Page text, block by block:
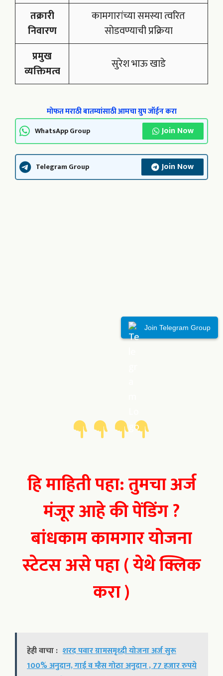
तक्रारी
निवारण
कामगारांच्या समस्या त्वरित
सोडवण्याची प्रक्रिया
प्रमुख
व्यक्तिमत्व
सुरेश भाऊ खाडे
मोफत मराठी बातम्यांसाठी आमचा ग्रुप जॉईन करा
WhatsApp Group Join Now
Telegram Group Join Now
हि माहिती पहा: तुमचा अर्ज
मंजूर आहे की पेंडिंग ?
बांधकाम कामगार योजना
स्टेटस असे पहा(येथे क्लिक
करा )
हेही वाचा : शरद पवार ग्रामसमृध्दी योजना अर्ज सुरू
100% अनुदान, गाई व म्हैस गोठा अनुदान , 77 हजार रुपये
Join Telegram Group